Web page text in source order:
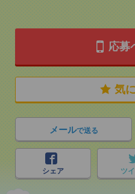
応募
気
メールで送る
シェア ツ